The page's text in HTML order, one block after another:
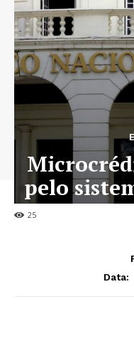
25
pelo
crescem
Data: